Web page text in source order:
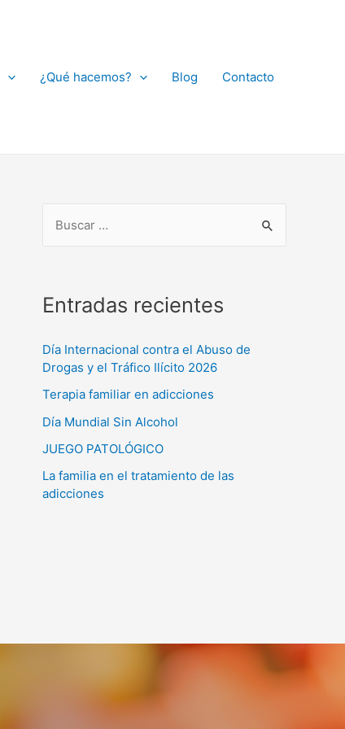
¿Qué hacemos? Blog Contacto
Entradas recientes
Día Internacional contra el Abuso de
Drogas y el Tráfico Ilícito 2026
Terapia familiar en adicciones
Día Mundial Sin Alcohol
JUEGO PATOLÓGICO
La familia en el tratamiento de las
adicciones